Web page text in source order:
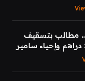
مطالب بتسقيف